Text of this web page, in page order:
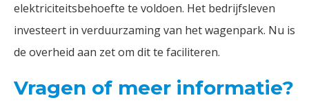
elektriciteitsbehoefte te voldoen. Het bedrijfsleven
investeert in verduurzaming van het wagenpark. Nu is
de overheid aan zet om dit te faciliteren.
Vragen of meer informatie?